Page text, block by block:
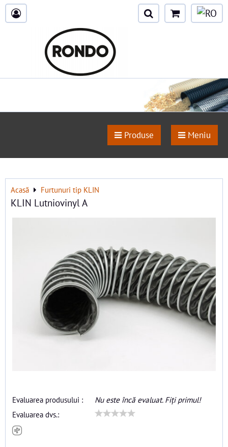
Produse Meniu
Acasă Furtunuri tip KLIN
KLIN Lutniovinyl A
Evaluarea produsului :
Nu este încă evaluat. Fiți primul!
Evaluarea dvs.: